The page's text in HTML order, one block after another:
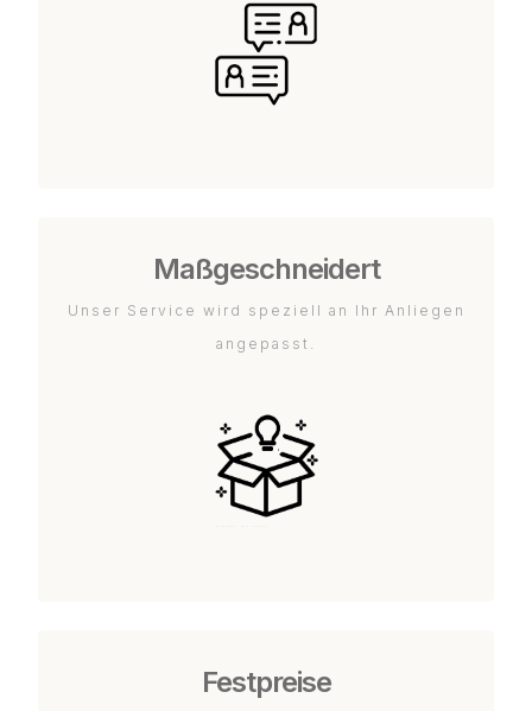
Maßgeschneidert
Unser Service wird speziell an Ihr Anliegen
angepasst.
Festpreise